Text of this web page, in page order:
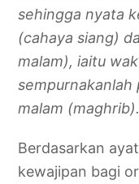
sehingga nyata
(cahaya siang)
malam), iaitu
sempurnakanlah
malam
Berdasarkan
kewajipan bagi